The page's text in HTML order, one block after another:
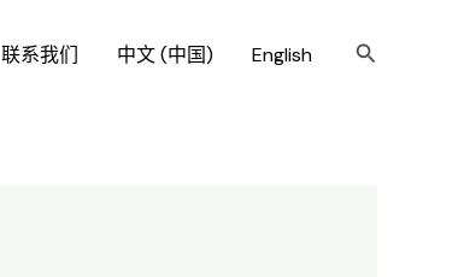
联系我们 中文 (中国) English
搜